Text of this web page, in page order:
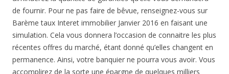
de fournir. Pour ne pas faire de bêvue, renseignez-vous sur
Barème taux Interet immobilier Janvier 2016 en faisant une
simulation. Cela vous donnera l’occasion de connaitre les plus
récentes offres du marché, étant donné qu’elles changent en
permanence. Ainsi, votre banquier ne pourra vous avoir. Vous
accomplirez de la sorte une épargne de quelques milliers